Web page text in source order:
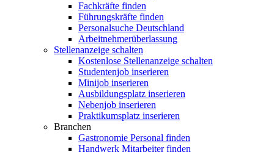
Fachkräfte finden
Führungskräfte finden
Personalsuche Deutschland
Arbeitnehmerüberlassung
Stellenanzeige schalten
Kostenlose Stellenanzeige schalten
Studentenjob inserieren
Minijob inserieren
Ausbildungsplatz inserieren
Nebenjob inserieren
Praktikumsplatz inserieren
Branchen
Gastronomie Personal finden
Handwerk Mitarbeiter finden